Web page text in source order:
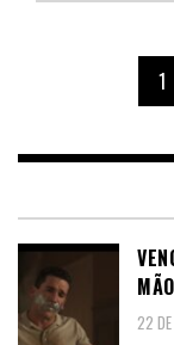
conteúdos
1
22